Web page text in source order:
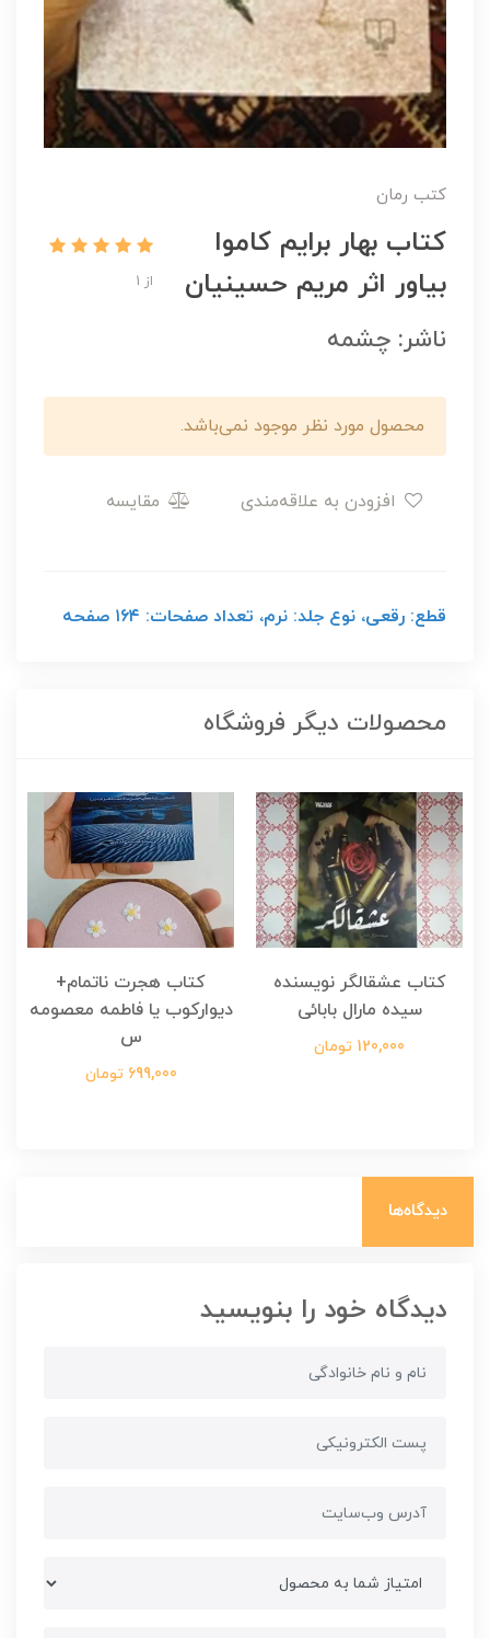
کتب رمان
کتاب بهار برایم کاموا
بیاور اثر مریم حسینیان
از 1
ناشر: چشمه
محصول مورد نظر موجود نمی‌باشد.
مقایسه
قطع: رقعی، نوع جلد: نرم، تعداد صفحات: ۱۶۴ صفحه
محصولات دیگر فروشگاه
کتاب عشقالگر نویسنده
سیده مارال بابائی
120,000 تومان
کتاب هجرت ناتمام+
دیوارکوب یا فاطمه معصومه
س
699,000 تومان
دیدگاه‌ها
دیدگاه خود را بنویسید